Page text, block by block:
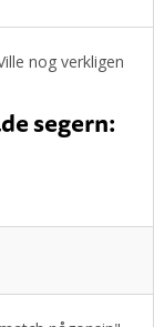
segern: